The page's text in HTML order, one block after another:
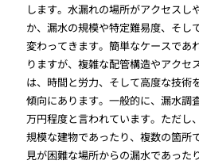
します。水漏れの場所がアクセスし
か、漏水の規模や特定難易度、そし
変わってきます。簡単なケースであ
りますが、複雑な配管構造やアクセ
は、時間と労力、そして高度な技術
傾向にあります。一般的に、漏水調
万円程度と言われています。ただし
規模な建物であったり、複数の箇所
見が困難な場所からの漏水であった